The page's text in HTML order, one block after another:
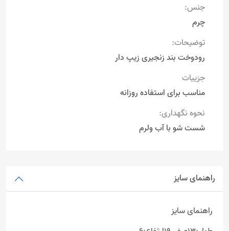
جنس:
چرم
توضیحات:
رودوخت بند زنجیری زیپ دار
جزییات
مناسب برای استفاده روزانه
نحوه نگهداری:
شست شو با آب ولرم
راهنمای سایز
راهنمای سایز